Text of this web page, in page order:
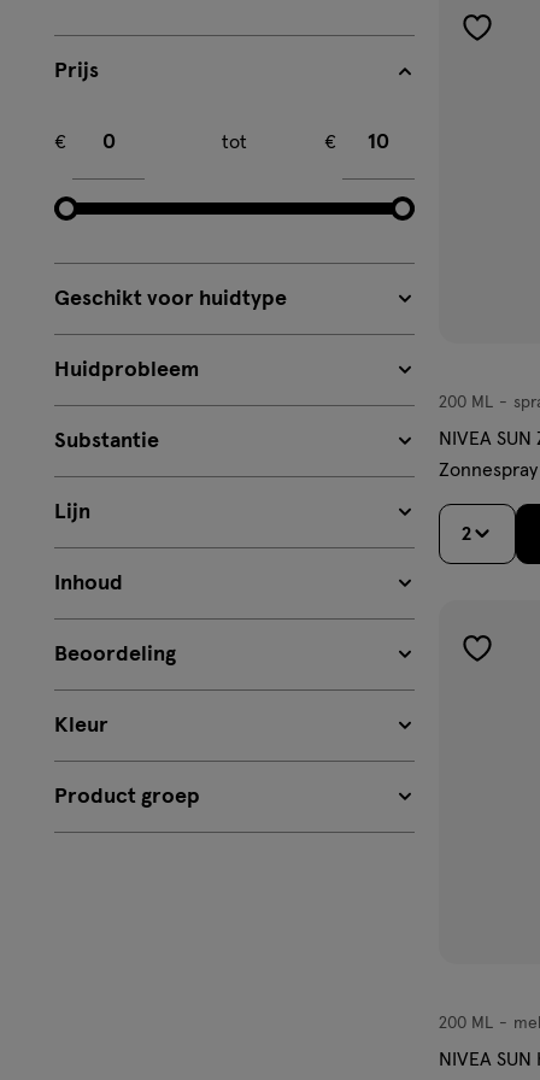
Prijs
€
tot
€
Geschikt voor huidtype
Huidprobleem
Substantie
Lijn
Inhoud
Beoordeling
Kleur
Product groep
spray
200 ML
NIVEA
2
melk
200 ML
NIVEA